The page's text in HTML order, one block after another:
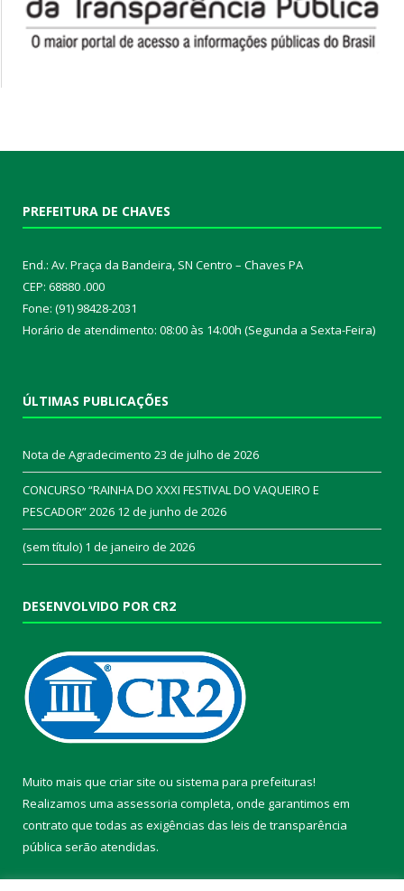
PREFEITURA DE CHAVES
End.: Av. Praça da Bandeira, SN Centro – Chaves PA
CEP: 68880 .000
Fone: (91) 98428-2031
Horário de atendimento: 08:00 às 14:00h (Segunda a Sexta-Feira)
ÚLTIMAS PUBLICAÇÕES
Nota de Agradecimento 23 de julho de 2026
CONCURSO “RAINHA DO XXXI FESTIVAL DO VAQUEIRO E
PESCADOR” 2026 12 de junho de 2026
(sem título) 1 de janeiro de 2026
DESENVOLVIDO POR CR2
Muito mais que criar site ou sistema para prefeituras!
Realizamos uma assessoria completa, onde garantimos em
contrato que todas as exigências das leis de transparência
pública serão atendidas.